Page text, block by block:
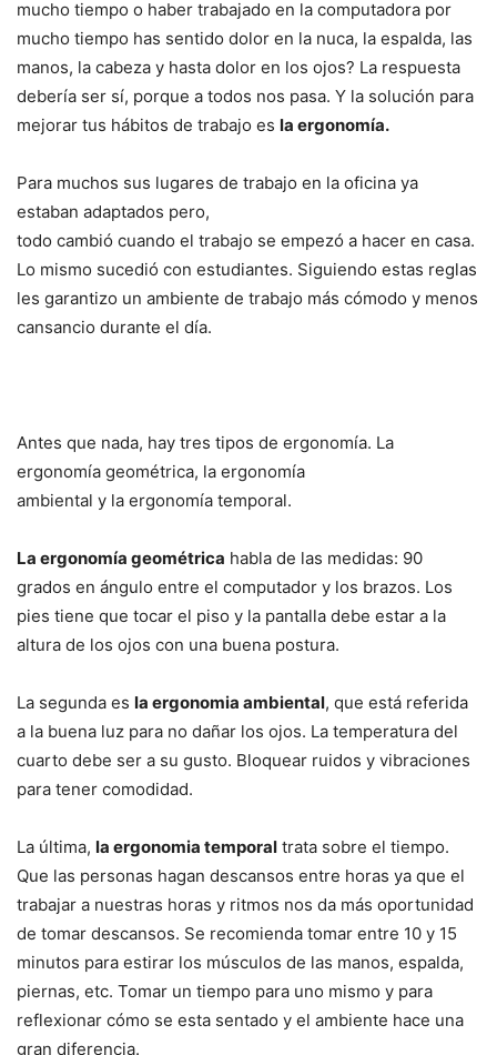
mucho tiempo o haber trabajado en la computadora por
mucho tiempo has sentido dolor en la nuca, la espalda, las
manos, la cabeza y hasta dolor en los ojos? La respuesta
debería ser sí, porque a todos nos pasa. Y la solución para
mejorar tus hábitos de trabajo es la ergonomía.
Para muchos sus lugares de trabajo en la oficina ya
estaban adaptados pero,
todo cambió cuando el trabajo se empezó a hacer en casa.
Lo mismo sucedió con estudiantes. Siguiendo estas reglas
les garantizo un ambiente de trabajo más cómodo y menos
cansancio durante el día.
Antes que nada, hay tres tipos de ergonomía. La
ergonomía geométrica, la ergonomía
ambiental y la ergonomía temporal.
La ergonomía geométrica habla de las medidas: 90
grados en ángulo entre el computador y los brazos. Los
pies tiene que tocar el piso y la pantalla debe estar a la
altura de los ojos con una buena postura.
La segunda es la ergonomia ambiental, que está referida
a la buena luz para no dañar los ojos. La temperatura del
cuarto debe ser a su gusto. Bloquear ruidos y vibraciones
para tener comodidad.
La última, la ergonomia temporal trata sobre el tiempo.
Que las personas hagan descansos entre horas ya que el
trabajar a nuestras horas y ritmos nos da más oportunidad
de tomar descansos. Se recomienda tomar entre 10 y 15
minutos para estirar los músculos de las manos, espalda,
piernas, etc. Tomar un tiempo para uno mismo y para
reflexionar cómo se esta sentado y el ambiente hace una
gran diferencia.